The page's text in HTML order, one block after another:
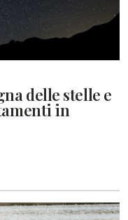
delle stelle e
in